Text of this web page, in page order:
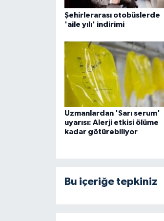
Şehirlerarası otobüslerde
'aile yılı' indirimi
Uzmanlardan 'Sarı serum'
uyarısı: Alerji etkisi ölüme
kadar götürebiliyor
Bu içeriğe tepkiniz